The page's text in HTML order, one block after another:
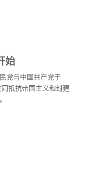
始
党与中国共产党于
抵抗帝国主义和封建